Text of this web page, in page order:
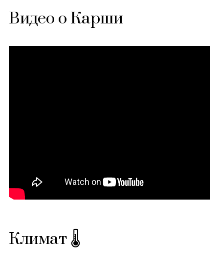
Видео о Карши
Климат 🌡